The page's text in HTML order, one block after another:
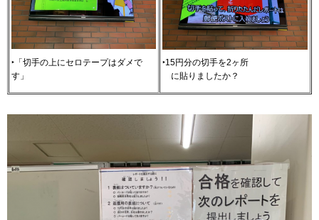
‣「切手の上にセロテープはダメで
す」
‣15円分の切手を2ヶ所
に貼りましたか？